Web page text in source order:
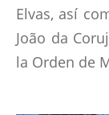
Elvas, así
João da
la Orden de